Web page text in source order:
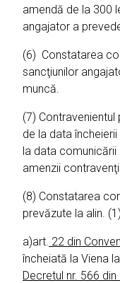
amendă de la 300
angajator a
(6) Constatarea
sancţiunilor
muncă.
(7)
de la data
la data comunicării
amenzii
(8) Constatarea
prevăzute la alin.
a)art. 22 din
încheiată la Viena
Decretul nr. 566